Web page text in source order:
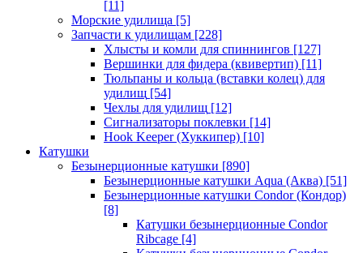
[11]
Морские удилища [5]
Запчасти к удилищам [228]
Хлысты и комли для спиннингов [127]
Вершинки для фидера (квивертип) [11]
Тюльпаны и кольца (вставки колец) для
удилищ [54]
Чехлы для удилищ [12]
Сигнализаторы поклевки [14]
Hook Keeper (Хуккипер) [10]
Катушки
Безынерционные катушки [890]
Безынерционные катушки Aqua (Аква) [51]
Безынерционные катушки Condor (Кондор)
[8]
Катушки безынерционные Condor
Ribcage [4]